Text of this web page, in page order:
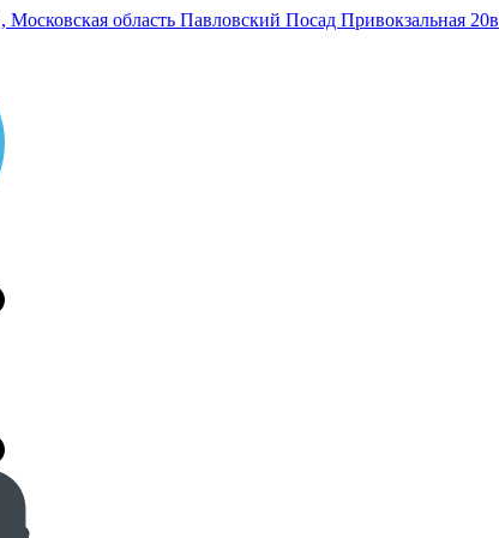
область Павловский Посад Привокзальная 20в